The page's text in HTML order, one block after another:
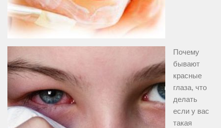
Почему
бывают
красные
глаза, что
делать
если у вас
такая